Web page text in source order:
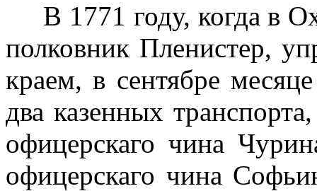
В 1771 году, когда в
полковник Пленистер,
краем, в сентябре
два казенных
офицерскаго чина
офицерскаго чина